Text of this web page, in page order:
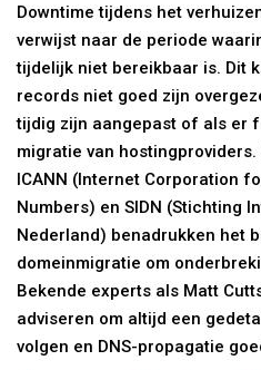
Downtime tijdens het
verwijst naar de periode
tijdelijk niet bereikbaar is. Dit
records niet goed zijn
tijdig zijn aangepast of als er
migratie van
ICANN (Internet Corporation
Numbers) en SIDN (Stichting
Nederland) benadrukken het
domeinmigratie om
Bekende experts als Matt
adviseren om altijd een
volgen en DNS-propagatie